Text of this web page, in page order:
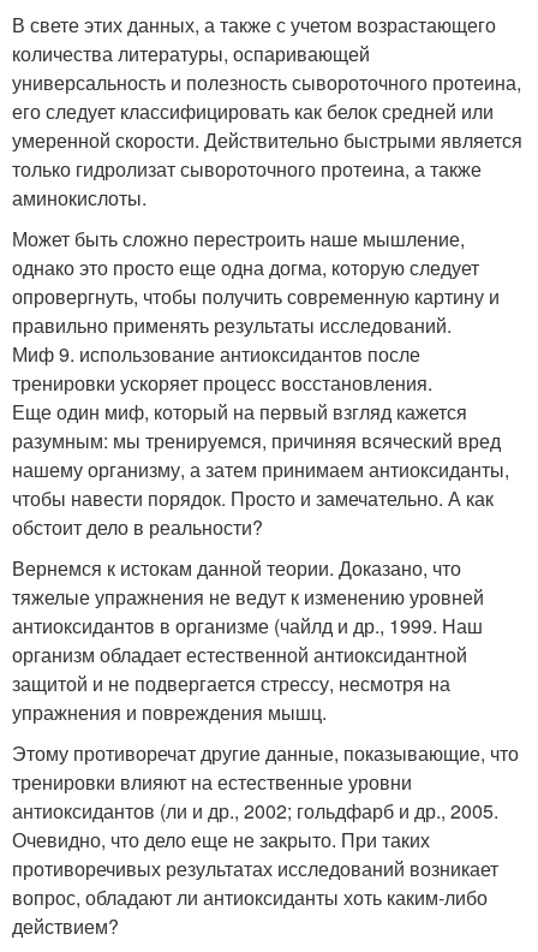
В свете этих данных, а также с учетом возрастающего
количества литературы, оспаривающей
универсальность и полезность сывороточного протеина,
его следует классифицировать как белок средней или
умеренной скорости. Действительно быстрыми является
только гидролизат сывороточного протеина, а также
аминокислоты.
Может быть сложно перестроить наше мышление,
однако это просто еще одна догма, которую следует
опровергнуть, чтобы получить современную картину и
правильно применять результаты исследований.
Миф 9. использование антиоксидантов после
тренировки ускоряет процесс восстановления.
Еще один миф, который на первый взгляд кажется
разумным: мы тренируемся, причиняя всяческий вред
нашему организму, а затем принимаем антиоксиданты,
чтобы навести порядок. Просто и замечательно. А как
обстоит дело в реальности?
Вернемся к истокам данной теории. Доказано, что
тяжелые упражнения не ведут к изменению уровней
антиоксидантов в организме (чайлд и др., 1999. Наш
организм обладает естественной антиоксидантной
защитой и не подвергается стрессу, несмотря на
упражнения и повреждения мышц.
Этому противоречат другие данные, показывающие, что
тренировки влияют на естественные уровни
антиоксидантов (ли и др., 2002; гольдфарб и др., 2005.
Очевидно, что дело еще не закрыто. При таких
противоречивых результатах исследований возникает
вопрос, обладают ли антиоксиданты хоть каким-либо
действием?